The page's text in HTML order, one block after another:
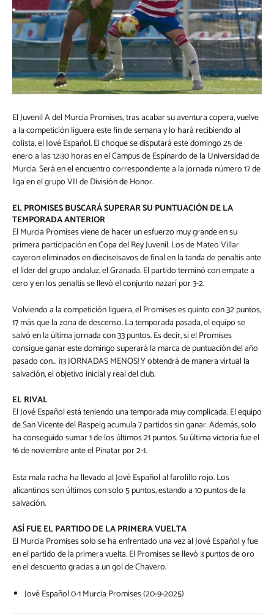
El Juvenil A del Murcia Promises, tras acabar su aventura copera, vuelve
a la competición liguera este fin de semana y lo hará recibiendo al
colista, el Jové Español. El choque se disputará este domingo 25 de
enero a las 12:30 horas en el Campus de Espinardo de la Universidad de
Murcia. Será en el encuentro correspondiente a la jornada número 17 de
liga en el grupo VII de División de Honor.
EL PROMISES BUSCARÁ SUPERAR SU PUNTUACIÓN DE LA
TEMPORADA ANTERIOR
El Murcia Promises viene de hacer un esfuerzo muy grande en su
primera participación en Copa del Rey Juvenil. Los de Mateo Villar
cayeron eliminados en dieciseisavos de final en la tanda de penaltis ante
el líder del grupo andaluz, el Granada. El partido terminó con empate a
cero y en los penaltis se llevó el conjunto nazarí por 3-2.
Volviendo a la competición liguera, el Promises es quinto con 32 puntos,
17 más que la zona de descenso. La temporada pasada, el equipo se
salvó en la última jornada con 33 puntos. Es decir, si el Promises
consigue ganar este domingo superará la marca de puntuación del año
pasado con… ¡13 JORNADAS MENOS! Y obtendrá de manera virtual la
salvación, el objetivo inicial y real del club.
EL RIVAL
El Jové Español está teniendo una temporada muy complicada. El equipo
de San Vicente del Raspeig acumula 7 partidos sin ganar. Además, solo
ha conseguido sumar 1 de los últimos 21 puntos. Su última victoria fue el
16 de noviembre ante el Pinatar por 2-1.
Esta mala racha ha llevado al Jové Español al farolillo rojo. Los
alicantinos son últimos con solo 5 puntos, estando a 10 puntos de la
salvación.
ASÍ FUE EL PARTIDO DE LA PRIMERA VUELTA
El Murcia Promises solo se ha enfrentado una vez al Jové Español y fue
en el partido de la primera vuelta. El Promises se llevó 3 puntos de oro
en el descuento gracias a un gol de Chavero.
Jové Español 0-1 Murcia Promises (20-9-2025)